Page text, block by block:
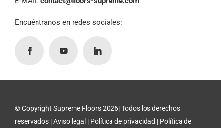
© Copyright Supreme Floors 2026| Todos los derechos